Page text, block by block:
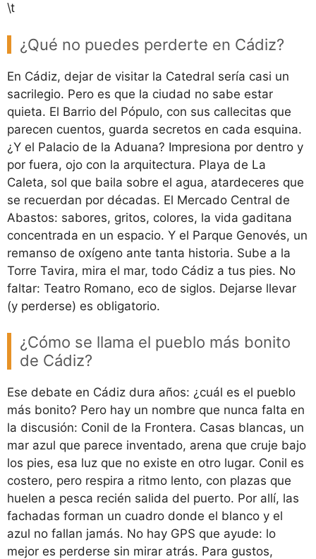
\t
¿Qué no puedes perderte en Cádiz?
En Cádiz, dejar de visitar la Catedral sería casi un
sacrilegio. Pero es que la ciudad no sabe estar
quieta. El Barrio del Pópulo, con sus callecitas que
parecen cuentos, guarda secretos en cada esquina.
¿Y el Palacio de la Aduana? Impresiona por dentro y
por fuera, ojo con la arquitectura. Playa de La
Caleta, sol que baila sobre el agua, atardeceres que
se recuerdan por décadas. El Mercado Central de
Abastos: sabores, gritos, colores, la vida gaditana
concentrada en un espacio. Y el Parque Genovés, un
remanso de oxígeno ante tanta historia. Sube a la
Torre Tavira, mira el mar, todo Cádiz a tus pies. No
faltar: Teatro Romano, eco de siglos. Dejarse llevar
(y perderse) es obligatorio.
¿Cómo se llama el pueblo más bonito
de Cádiz?
Ese debate en Cádiz dura años: ¿cuál es el pueblo
más bonito? Pero hay un nombre que nunca falta en
la discusión: Conil de la Frontera. Casas blancas, un
mar azul que parece inventado, arena que cruje bajo
los pies, esa luz que no existe en otro lugar. Conil es
costero, pero respira a ritmo lento, con plazas que
huelen a pesca recién salida del puerto. Por allí, las
fachadas forman un cuadro donde el blanco y el
azul no fallan jamás. No hay GPS que ayude: lo
mejor es perderse sin mirar atrás. Para gustos,